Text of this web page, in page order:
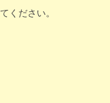
ください。